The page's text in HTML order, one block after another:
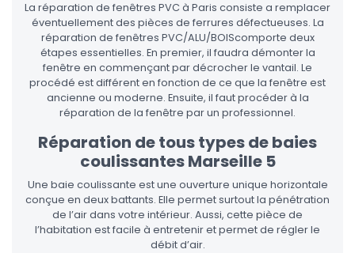
La réparation de fenêtres PVC à Paris consiste a remplacer
éventuellement des pièces de ferrures défectueuses. La
réparation de fenêtres PVC/ALU/BOIScomporte deux
étapes essentielles. En premier, il faudra démonter la
fenêtre en commençant par décrocher le vantail. Le
procédé est différent en fonction de ce que la fenêtre est
ancienne ou moderne. Ensuite, il faut procéder à la
réparation de la fenêtre par un professionnel.
Réparation de tous types de baies
coulissantes Marseille 5
Une baie coulissante est une ouverture unique horizontale
conçue en deux battants. Elle permet surtout la pénétration
de l’air dans votre intérieur. Aussi, cette pièce de
l’habitation est facile à entretenir et permet de régler le
débit d’air.